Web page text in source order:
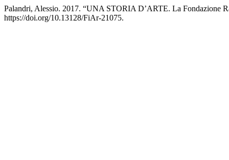
Palandri, Alessio. 2017. “UNA STORIA D’ARTE. La Fondazione
https://doi.org/10.13128/FiAr-21075.